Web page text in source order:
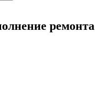
ремонта